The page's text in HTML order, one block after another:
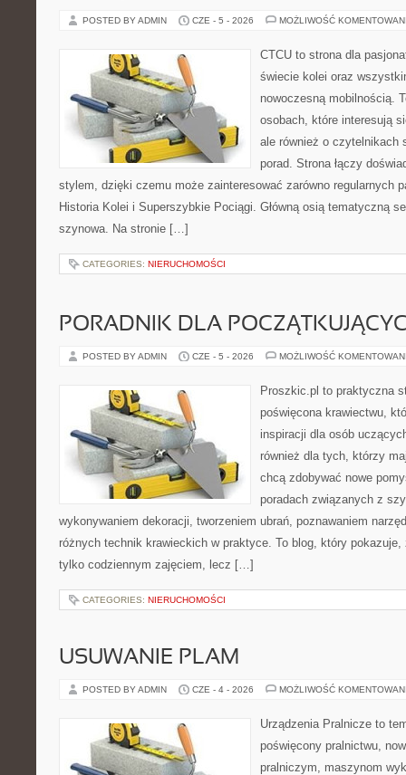
POSTED BY ADMIN CZE - 5 - 2026 MOŻLIWOŚĆ
CTCU to strona dla
świecie kolei oraz
nowoczesną mobilnością.
osobach, które interesują
ale również o czytelnikach
porad. Strona łączy
stylem, dzięki czemu może zainteresować zarówno regularnych
Historia Kolei i Superszybkie Pociągi. Główną osią tematyczną
szynowa. Na stronie […]
CATEGORIES: NIERUCHOMOŚCI
PORADNIK DLA
POSTED BY ADMIN CZE - 5 - 2026 MOŻLIWOŚĆ
Proszkic.pl to praktyczna
poświęcona krawiectwu,
inspiracji dla osób
również dla tych, którzy
chcą zdobywać nowe
poradach związanych z
wykonywaniem dekoracji, tworzeniem ubrań, poznawaniem
różnych technik krawieckich w praktyce. To blog, który
tylko codziennym zajęciem, lecz […]
CATEGORIES: NIERUCHOMOŚCI
USUWANIE PLAM
POSTED BY ADMIN CZE - 4 - 2026 MOŻLIWOŚĆ
Urządzenia Pralnicze to
poświęcony pralnictwu,
pralniczym, maszynom